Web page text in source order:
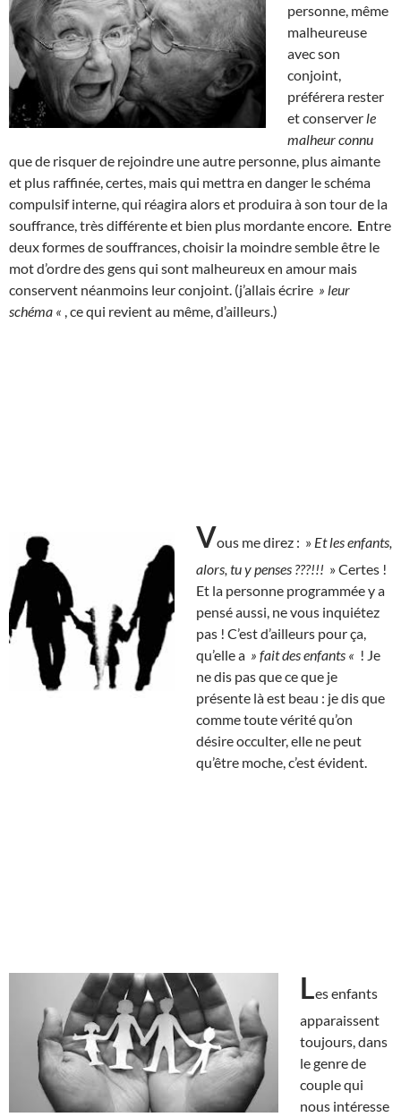
personne, même
malheureuse
avec son
conjoint,
préférera rester
et conserver le
malheur connu
que de risquer de rejoindre une autre personne, plus aimante
et plus raffinée, certes, mais qui mettra en danger le schéma
compulsif interne, qui réagira alors et produira à son tour de la
souffrance, très différente et bien plus mordante encore. Entre
deux formes de souffrances, choisir la moindre semble être le
mot d’ordre des gens qui sont malheureux en amour mais
conservent néanmoins leur conjoint. (j’allais écrire » leur
schéma « , ce qui revient au même, d’ailleurs.)
Vous me direz : » Et les enfants,
alors, tu y penses ???!!! » Certes !
Et la personne programmée y a
pensé aussi, ne vous inquiétez
pas ! C’est d’ailleurs pour ça,
qu’elle a » fait des enfants « ! Je
ne dis pas que ce que je
présente là est beau : je dis que
comme toute vérité qu’on
désire occulter, elle ne peut
qu’être moche, c’est évident.
Les enfants
apparaissent
toujours, dans
le genre de
couple qui
nous intéresse